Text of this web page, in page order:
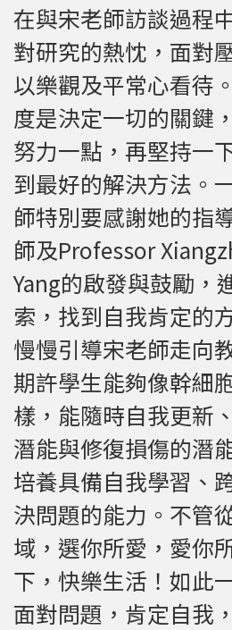
在與宋老師訪談過程
對研究的熱忱，面對
以樂觀及平常心看待
度是決定一切的關鍵
努力一點，再堅持一
到最好的解決方法。
師特別要感謝她的指
師及Professor
Yang的啟發與鼓勵，
索，找到自我肯定的
慢慢引導宋老師走向
期許學生能夠像幹細
樣，能隨時自我更新
潛能與修復損傷的潛
培養具備自我學習、
決問題的能力。不管
域，選你所愛，愛你
下，快樂生活！如此
面對問題，肯定自我